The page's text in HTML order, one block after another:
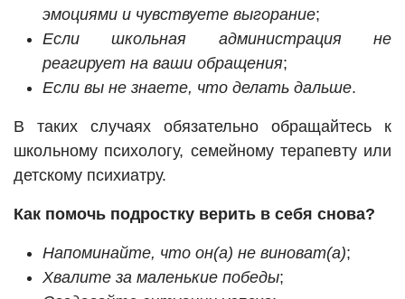
эмоциями и чувствуете выгорание;
Если школьная администрация не
реагирует на ваши обращения;
Если вы не знаете, что делать дальше.
В таких случаях обязательно обращайтесь к
школьному психологу, семейному терапевту или
детскому психиатру.
Как помочь подростку верить в себя снова?
Напоминайте, что он(а) не виноват(а);
Хвалите за маленькие победы;